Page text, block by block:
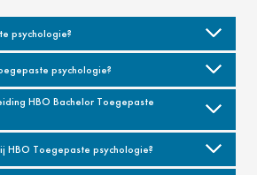
psychologie?
psychologie?
HBO Bachelor Toegepaste
HBO Toegepaste psychologie?